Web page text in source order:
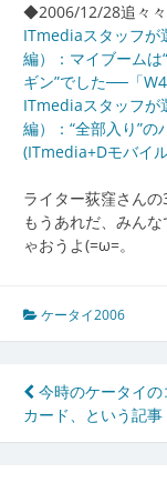
◆2006/12/28追々
ITmediaスタッフが
編）：マイブームは
ギン”でした──「
ITmediaスタッフが
編）：“全部入り”
(ITmedia+Dモバイ
ライター荻窪さんの
もうあれだ、みんな
ゃおうよ(=ω=。
ケータイ2006
投
稿
今時のケータイの
カード、という記事